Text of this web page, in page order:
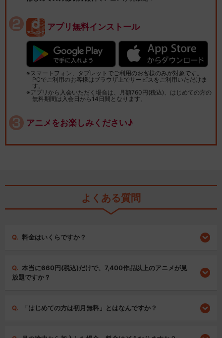
アプリ無料インストール
スマートフォン、タブレットでご利用のお客様のみが対象です。
PCでご利用のお客様はブラウザ上でサービスをご利用いただけま
す。
アプリから入会いただく場合は、月額760円(税込)、はじめての方の
無料期間は入会日から14日間となります。
アニメをお楽しみください♪
よくある質問
料金はいくらですか？
本当に660円(税込)だけで、7,400作品以上のアニメが見
放題ですか？
「はじめての方は初月無料」とはなんですか？